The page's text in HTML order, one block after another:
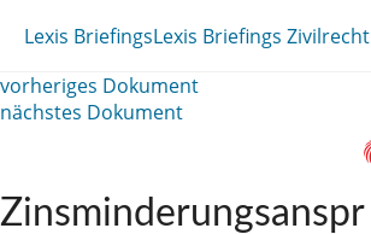
Lexis BriefingsLexis Briefings Zivilrecht
vorheriges Dokument
nächstes Dokument
Zinsminderungsanspr